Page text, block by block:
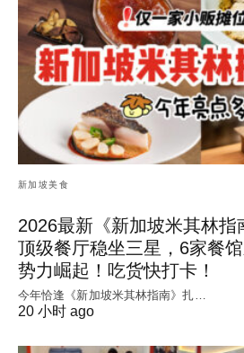
新加坡美食
2026最新《新加坡米其林指
顶级餐厅稳坐三星，6家餐
势力崛起！吃货快打卡！
今年恰逢《新加坡米其林指南》扎…
20 小时 ago